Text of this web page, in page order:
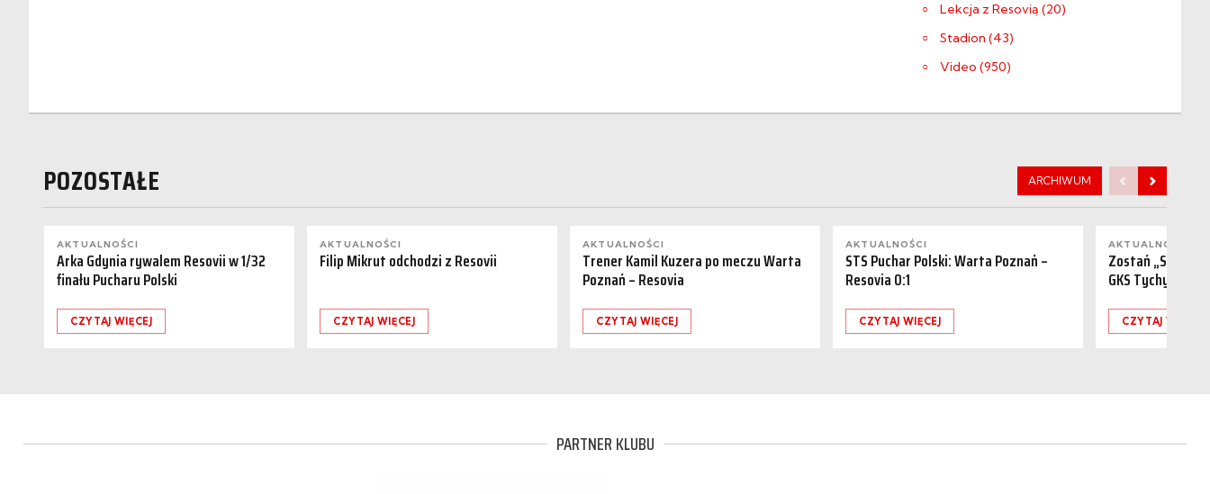
Lekcja z Resovią (20)
Stadion (43)
Video (950)
POZOSTAŁE ARCHIWUM
AKTUALNOŚCI
Arka Gdynia rywalem Resovii w 1/32
finału Pucharu Polski
CZYTAJ WIĘCEJ
AKTUALNOŚCI
Filip Mikrut odchodzi z Resovii
CZYTAJ WIĘCEJ
AKTUALNOŚCI
Trener Kamil Kuzera po meczu Warta
Poznań – Resovia
CZYTAJ WIĘCEJ
AKTUALNOŚCI
STS Puchar Polski: Warta Poznań –
Resovia 0:1
CZYTAJ WIĘCEJ
AKTUALNOŚCI
Zostań
GKS Tychy
CZYTAJ WIĘCEJ
PARTNER KLUBU